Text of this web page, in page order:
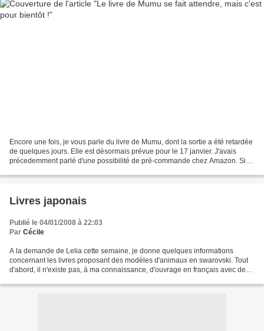
Encore une fois, je vous parle du livre de Mumu, dont la sortie a été retardée
de quelques jours. Elle est désormais prévue pour le 17 janvier. J'avais
précedemment parlé d'une possibilité de pré-commande chez Amazon. Si
Livres japonais
Publié le 04/01/2008 à 22:03
Par Cécile
A la demande de Lelia cette semaine, je donne quelques informations
concernant les livres proposant des modèles d'animaux en swarovski. Tout
d'abord, il n'existe pas, à ma connaissance, d'ouvrage en français avec des